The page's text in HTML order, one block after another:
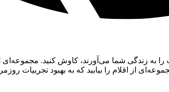
به زندگی شما می‌آورند، کاوش کنید.
از اقلام را بیابید که به بهبود تجربیات